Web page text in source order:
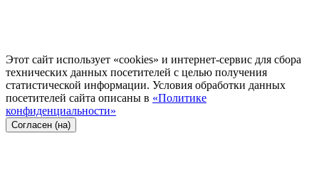
Этот сайт использует «cookies» и интернет-сервис для сбора
технических данных посетителей с целью получения
статистической информации. Условия обработки данных
посетителей сайта описаны в «Политике
конфиденциальности»
Согласен (на)